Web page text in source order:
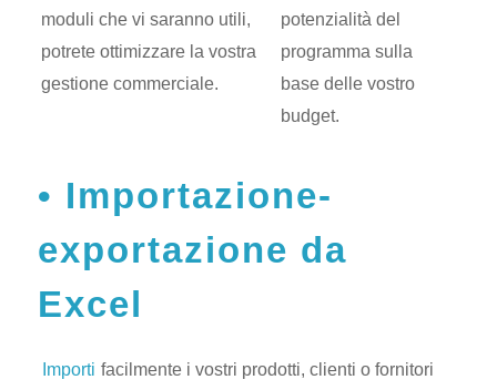
moduli che vi saranno utili,
potrete ottimizzare la vostra
gestione commerciale.
potenzialità del
programma sulla
base delle vostro
budget.
Importazione-
exportazione da
Excel
Importi facilmente i vostri prodotti, clienti o fornitori